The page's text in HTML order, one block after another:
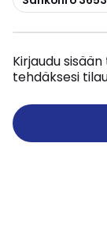
Kirjaudu
tehdäksesi